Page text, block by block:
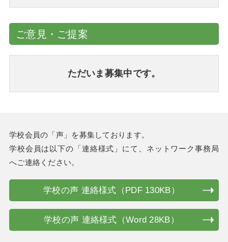
ご意見・ご提案
ただいま募集中です。
学校会員の「声」を募集しております。
学校会員は以下の「連絡様式」にて、ネットワーク事務局
へご連絡ください。
学校の声 連絡様式（PDF 130KB）
学校の声 連絡様式（Word 28KB）